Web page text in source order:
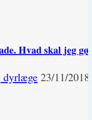
Hvad skal jeg
dyrlæge 23/11/2018